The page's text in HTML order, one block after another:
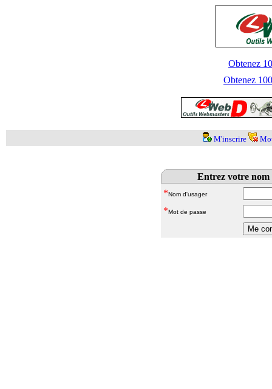
Obtenez
Obtenez
M'inscrire
Entrez votre nom
*Nom d'usager
*Mot de passe